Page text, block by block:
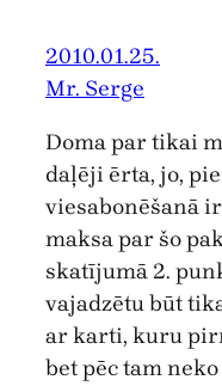
2010.01.25.
Mr. Serge
Doma par tikai
daļēji ērta, jo,
viesabonēšanā
maksa par šo
skatījumā 2.
vajadzētu būt
ar karti, kuru
bet pēc tam